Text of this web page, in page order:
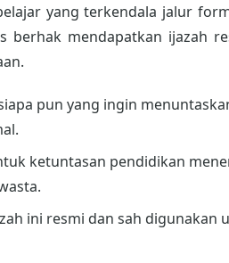
yang terkendala jalur
berhak mendapatkan ijazah
pun yang ingin
ketuntasan pendidikan
ini resmi dan sah digunakan